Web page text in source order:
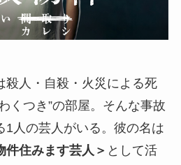
殺人・自殺・火災による死
くつき”の部屋。そんな事故
1人の芸人がいる。彼の名は
件住みます芸人＞ として活